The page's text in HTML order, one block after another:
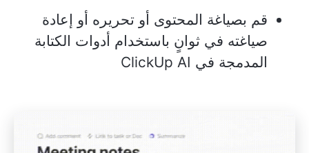
قم بصياغة المحتوى أو تحريره أو إعادة
صياغته في ثوانٍ باستخدام أدوات الكتابة
المدمجة في ClickUp AI